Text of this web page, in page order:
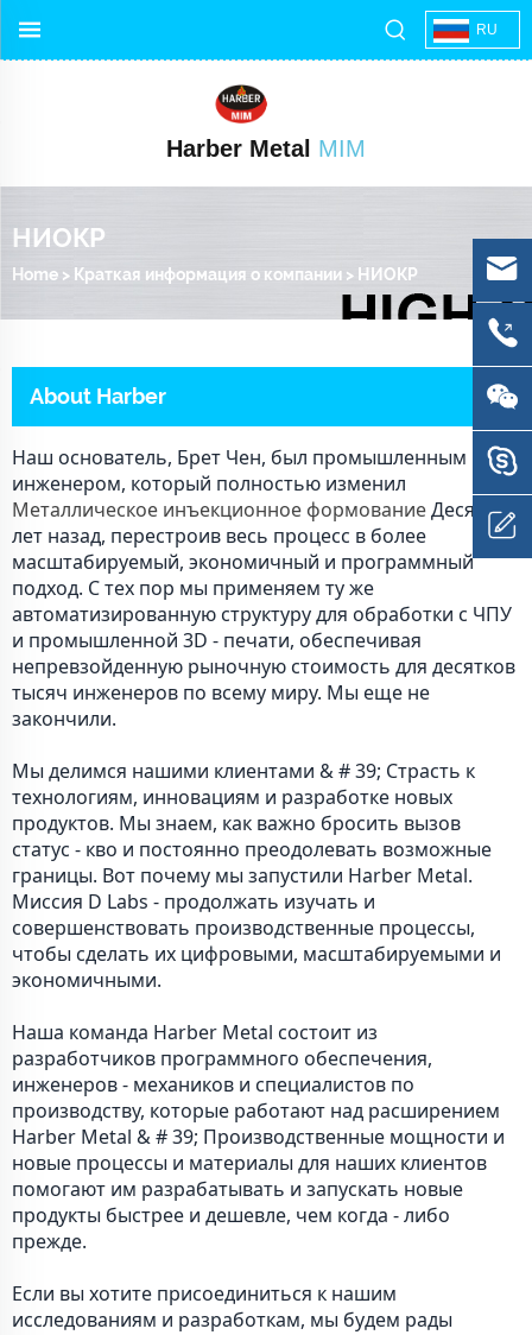
RU
Harber Metal MIM
НИОКР
Home > Краткая информация о компании > НИОКР
About Harber
Наш основатель, Брет Чен, был промышленным
инженером, который полностью изменил
Металлическое инъекционное формованиеДесять
лет назад, перестроив весь процесс в более
масштабируемый, экономичный и программный
подход. С тех пор мы применяем ту же
автоматизированную структуру для обработки с ЧПУ
и промышленной 3D - печати, обеспечивая
непревзойденную рыночную стоимость для десятков
тысяч инженеров по всему миру. Мы еще не
закончили.
Мы делимся нашими клиентами & # 39; Страсть к
технологиям, инновациям и разработке новых
продуктов. Мы знаем, как важно бросить вызов
статус - кво и постоянно преодолевать возможные
границы. Вот почему мы запустили Harber Metal.
Миссия D Labs - продолжать изучать и
совершенствовать производственные процессы,
чтобы сделать их цифровыми, масштабируемыми и
экономичными.
Наша команда Harber Metal состоит из
разработчиков программного обеспечения,
инженеров - механиков и специалистов по
производству, которые работают над расширением
Harber Metal & # 39; Производственные мощности и
новые процессы и материалы для наших клиентов
помогают им разрабатывать и запускать новые
продукты быстрее и дешевле, чем когда - либо
прежде.
Если вы хотите присоединиться к нашим
исследованиям и разработкам, мы будем рады